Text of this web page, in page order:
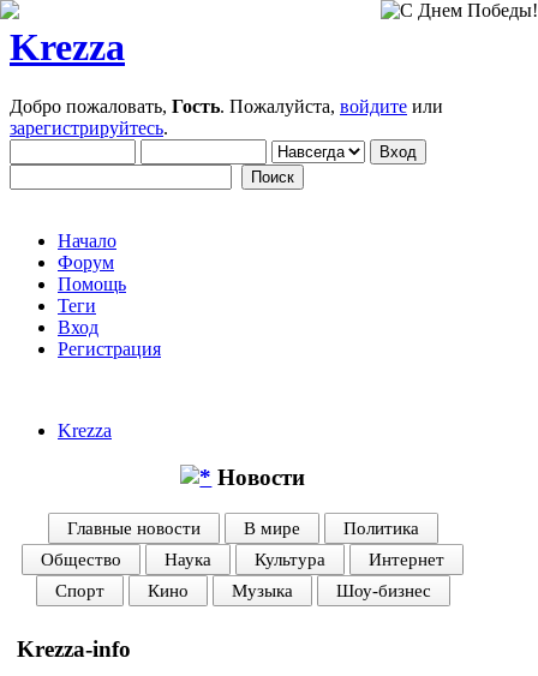
Krezza
Добро пожаловать, Гость. Пожалуйста, войдите или
зарегистрируйтесь.
Начало
Форум
Помощь
Теги
Вход
Регистрация
Krezza
Новости
Главные новости В мире
Политика
Общество
Наука Культура
Интернет
Спорт
Кино Музыка Шоу-бизнес
Krezza-info